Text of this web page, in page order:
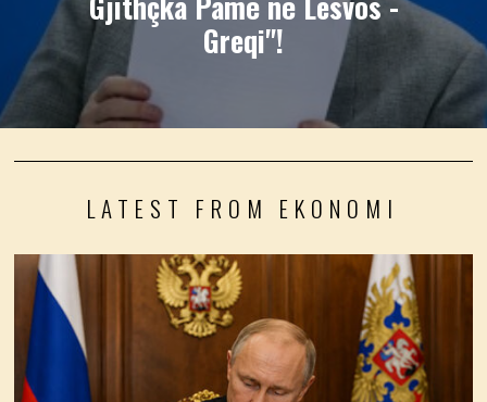
Greqi"!
LATEST FROM EKONOMI